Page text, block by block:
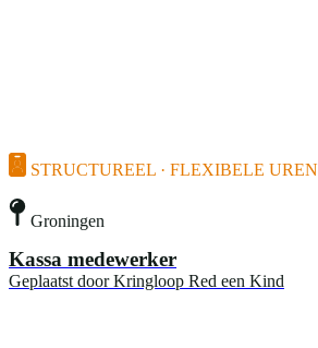
STRUCTUREEL · FLEXIBELE UREN
Groningen
Kassa medewerker
Geplaatst door Kringloop Red een Kind